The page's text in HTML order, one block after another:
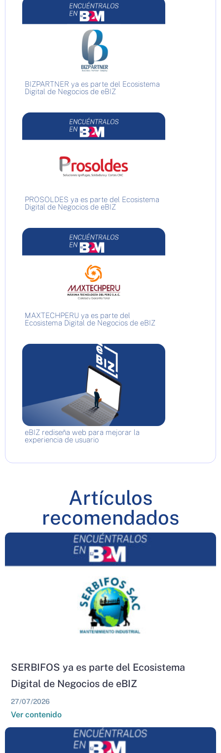
BIZPARTNER ya es parte del Ecosistema
Digital de Negocios de eBIZ
PROSOLDES ya es parte del Ecosistema
Digital de Negocios de eBIZ
MAXTECHPERU ya es parte del
Ecosistema Digital de Negocios de eBIZ
eBIZ rediseña web para mejorar la
experiencia de usuario
Artículos
recomendados
SERBIFOS ya es parte del Ecosistema
Digital de Negocios de eBIZ
27/07/2026
Ver contenido